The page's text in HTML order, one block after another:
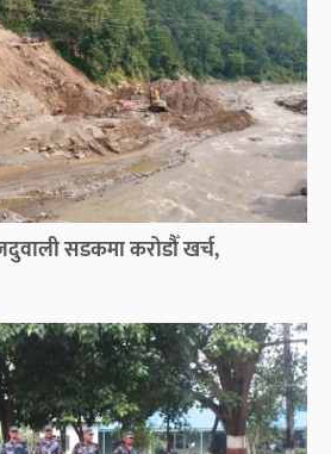
सडकमा करोडौँ खर्च,